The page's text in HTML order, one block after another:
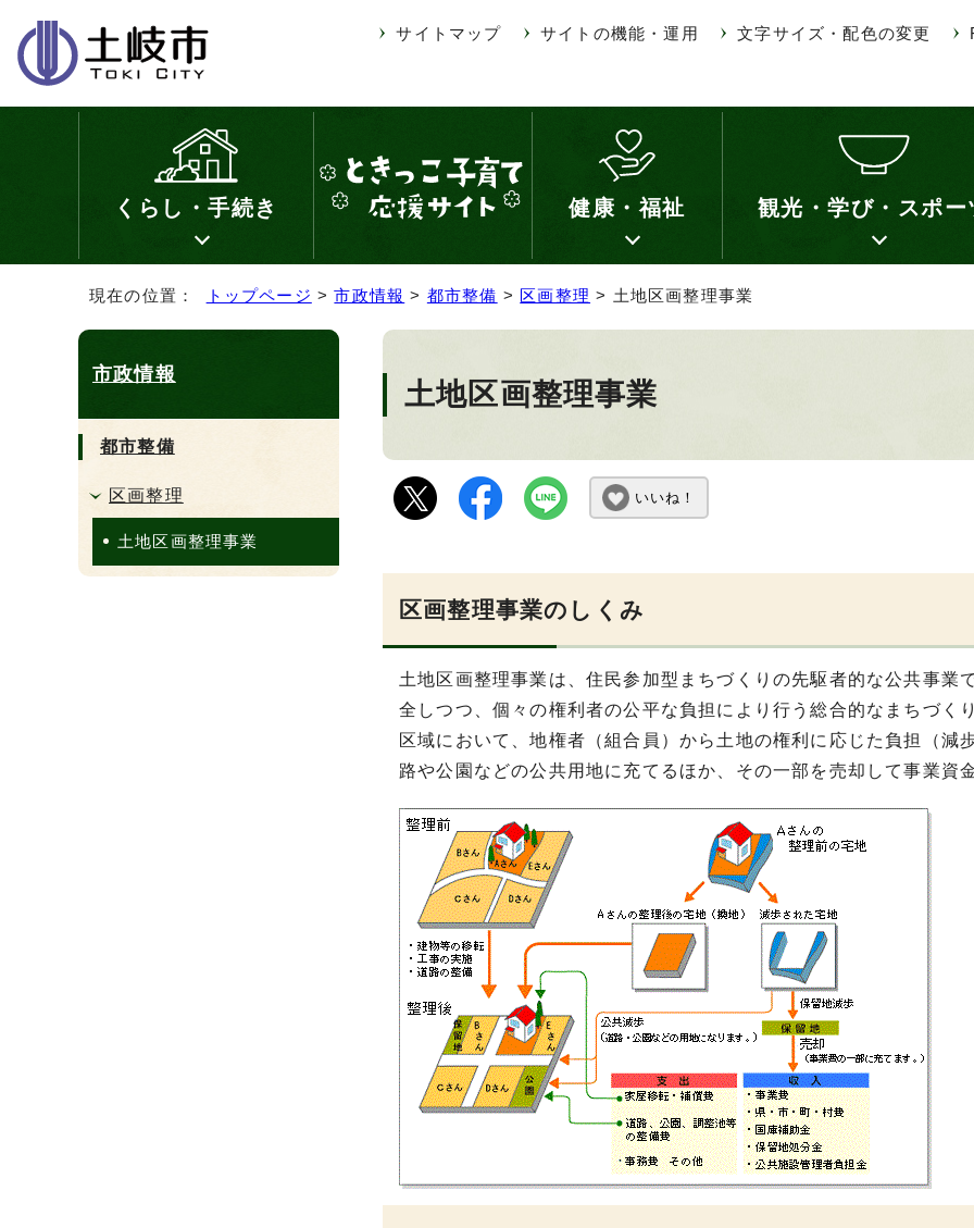
サイトマップ サイトの機能・運用 文字サイズ・配色の変更
くらし・手続き 健康・福祉 観光・学び・スポー
現在の位置： トップページ >市政情報 > 都市整備 > 区画整理 > 土地区画整理事業
土地区画整理事業
いいね！
区画整理事業のしくみ
土地区画整理事業は、住民参加型まちづくりの先駆者的な公共事業
全しつつ、個々の権利者の公平な負担により行う総合的なまちづく
区域において、地権者（組合員）から土地の権利に応じた負担（減
路や公園などの公共用地に充てるほか、その一部を売却して事業資
市政情報
都市整備
区画整理
土地区画整理事業